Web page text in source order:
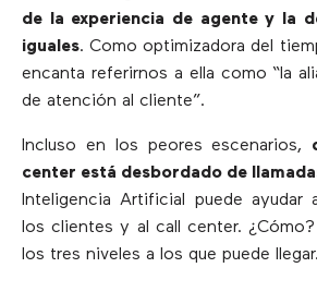
de la experiencia de agente y la
iguales. Como optimizadora del
encanta referirnos a ella como “la
de atención al cliente”.
Incluso en los peores escenarios,
center está desbordado de
Inteligencia Artificial puede ayudar
los clientes y al call center.
los tres niveles a los que puede llegar.